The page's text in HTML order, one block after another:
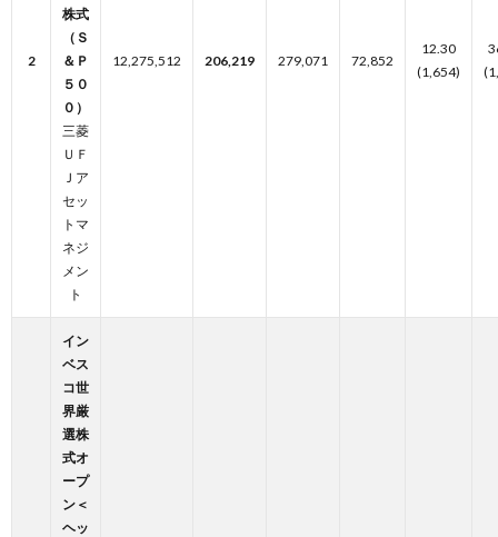
2
株式
（Ｓ
＆Ｐ
５０
０）
三菱
ＵＦ
Ｊア
セッ
トマ
ネジ
メン
ト
12,275,512 206,219 279,071 72,852
12.30
(1,654)
イン
ベス
コ世
界厳
選株
式オ
ープ
ン＜
ヘッ